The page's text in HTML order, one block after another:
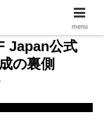
Japan公式
の裏側
menu